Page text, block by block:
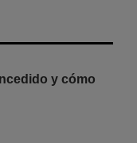
y cómo